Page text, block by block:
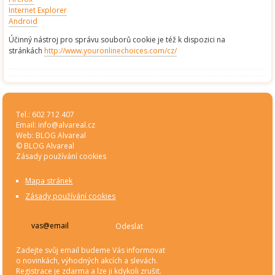
Internet Explorer
Android
Účinný nástroj pro správu souborů cookie je též k dispozici na
stránkách http://www.youronlinechoices.com/cz/
Tel.: 602 712 407
Email: info@alvareal.cz
Web: BLOG Alvareal
© BLOG Alvareal
Zásady používání cookies
Mapa stránek
Zásady používání cookies
Odeslat
Zadejte svůj email budeme Vás informovat
o novinkách, výhodných akcích a slevách.
Registrace je zdarma a lze ji kdykoli zrušit.